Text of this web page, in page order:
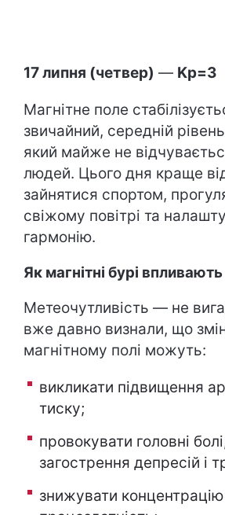
17 липня (четвер) — Kp=3
Магнітне поле
звичайний, середній
який майже не
людей. Цього дня краще
зайнятися спортом,
свіжому повітрі та
гармонію.
Як магнітні бурі
Метеочутливість — не
вже давно визнали, що
магнітному полі можуть:
викликати підвищення
тиску;
провокувати головні
загострення депресій і
знижувати концентрацію